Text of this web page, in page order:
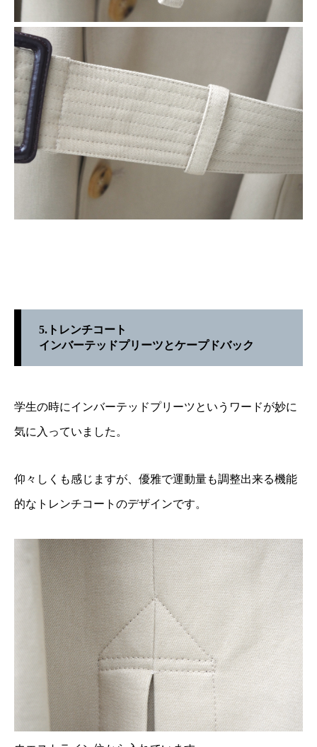
5.トレンチコート
インバーテッドプリーツとケープドバック
学生の時にインバーテッドプリーツというワードが妙に
気に入っていました。
仰々しくも感じますが、優雅で運動量も調整出来る機能
的なトレンチコートのデザインです。